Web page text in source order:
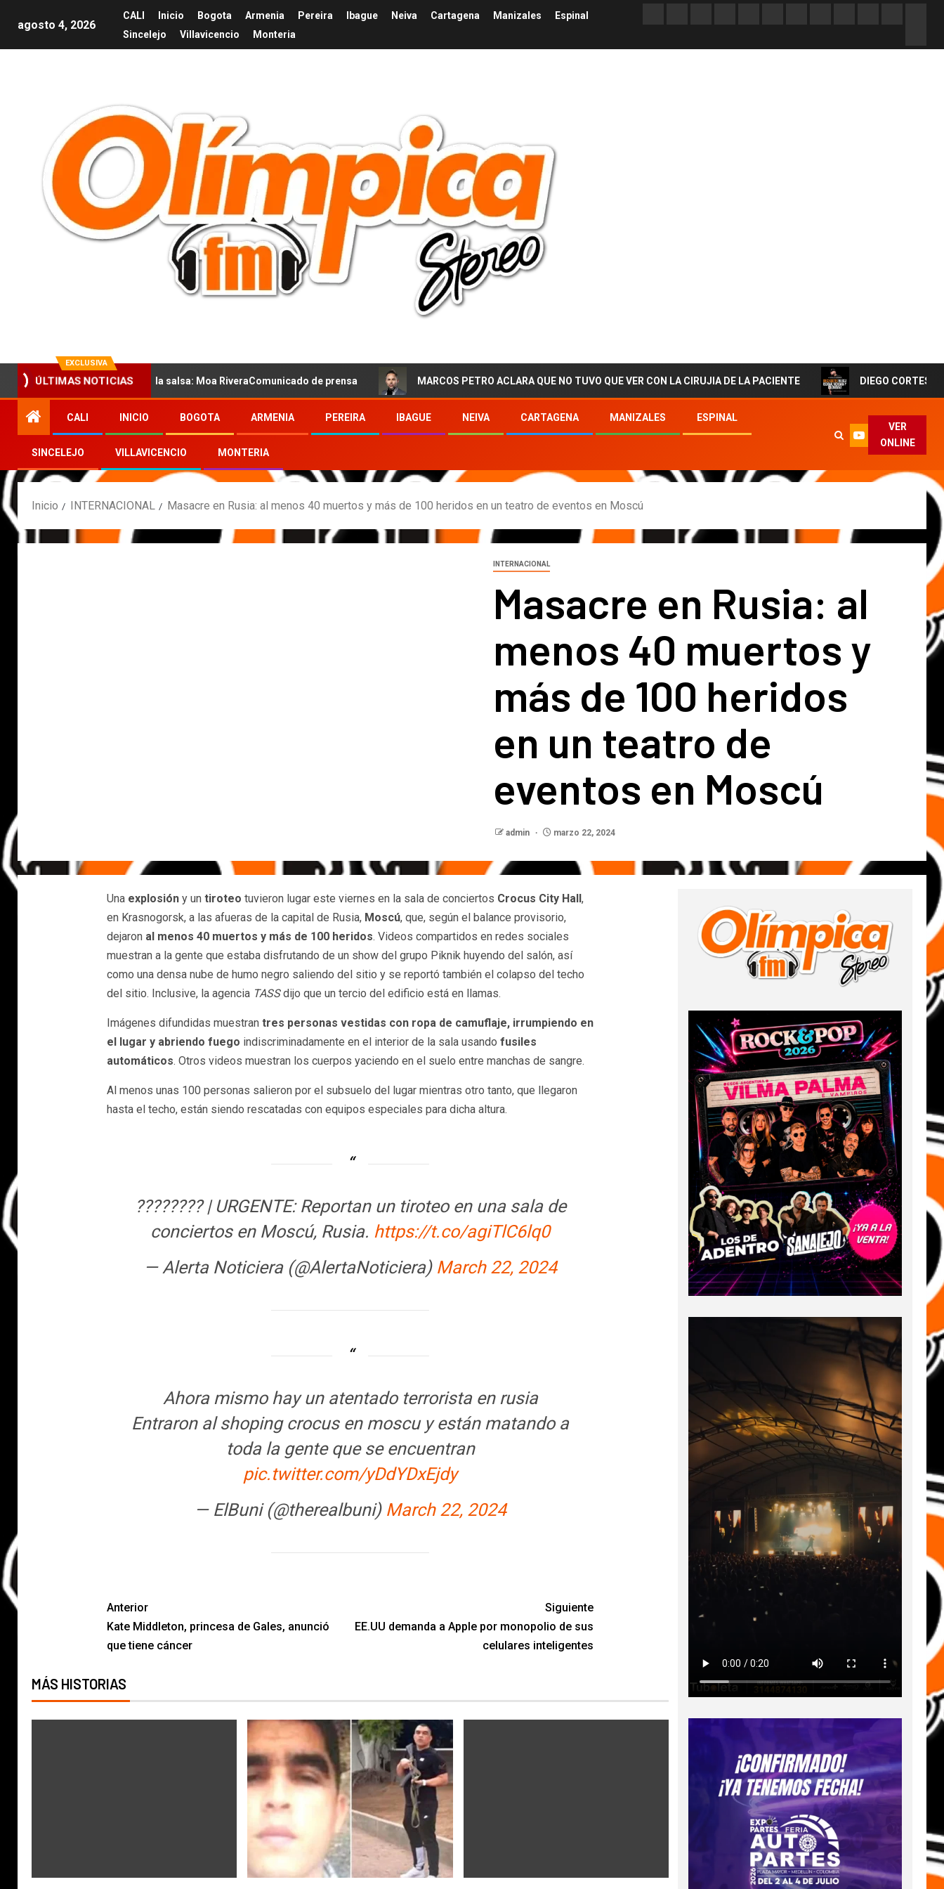
agosto 4, 2026
CALI Inicio Bogota Armenia Pereira Ibague Neiva Cartagena Manizales
Espinal
Sincelejo
Villavicencio Monteria
EXCLUSIVA
ÚLTIMAS NOTICIAS
voz sensual de la salsa: Moa RiveraComunicado de prensa MARCOS PETRO ACLARA QUE NO TUVO QUE VER CON LA CIRUJIA DE LA PACIENTE DIEGO CORTES El Artista de
CALI INICIO BOGOTA ARMENIA PEREIRA IBAGUE NEIVA CARTAGENA MANIZALES ESPINAL
SINCELEJO VILLAVICENCIO MONTERIA
VER
ONLINE
Inicio INTERNACIONAL Masacre en Rusia: al menos 40 muertos y más de 100 heridos en un teatro de eventos en Moscú
INTERNACIONAL
Masacre en Rusia: al
menos 40 muertos y
más de 100 heridos
en un teatro de
eventos en Moscú
admin marzo 22, 2024
Una explosión y un tiroteo tuvieron lugar este viernes en la sala de conciertos Crocus City Hall,
en Krasnogorsk, a las afueras de la capital de Rusia, Moscú, que, según el balance provisorio,
dejaron al menos 40 muertos y más de 100 heridos. Videos compartidos en redes sociales
muestran a la gente que estaba disfrutando de un show del grupo Piknik huyendo del salón, así
como una densa nube de humo negro saliendo del sitio y se reportó también el colapso del techo
del sitio. Inclusive, la agencia TASSdijo que un tercio del edificio está en llamas.
Imágenes difundidas muestran tres personas vestidas con ropa de camuflaje, irrumpiendo en
el lugar y abriendo fuego indiscriminadamente en el interior de la sala usando fusiles
automáticos. Otros videos muestran los cuerpos yaciendo en el suelo entre manchas de sangre.
Al menos unas 100 personas salieron por el subsuelo del lugar mientras otro tanto, que llegaron
hasta el techo, están siendo rescatadas con equipos especiales para dicha altura.
???????? | URGENTE: Reportan un tiroteo en una sala de
conciertos en Moscú, Rusia. https://t.co/agiTlC6lq0
— Alerta Noticiera (@AlertaNoticiera) March 22, 2024
Ahora mismo hay un atentado terrorista en rusia
Entraron al shoping crocus en moscu y están matando a
toda la gente que se encuentran
pic.twitter.com/yDdYDxEjdy
— ElBuni (@therealbuni) March 22, 2024
Anterior
Kate Middleton, princesa de Gales, anunció
que tiene cáncer
Siguiente
EE.UU demanda a Apple por monopolio de sus
celulares inteligentes
MÁS HISTORIAS